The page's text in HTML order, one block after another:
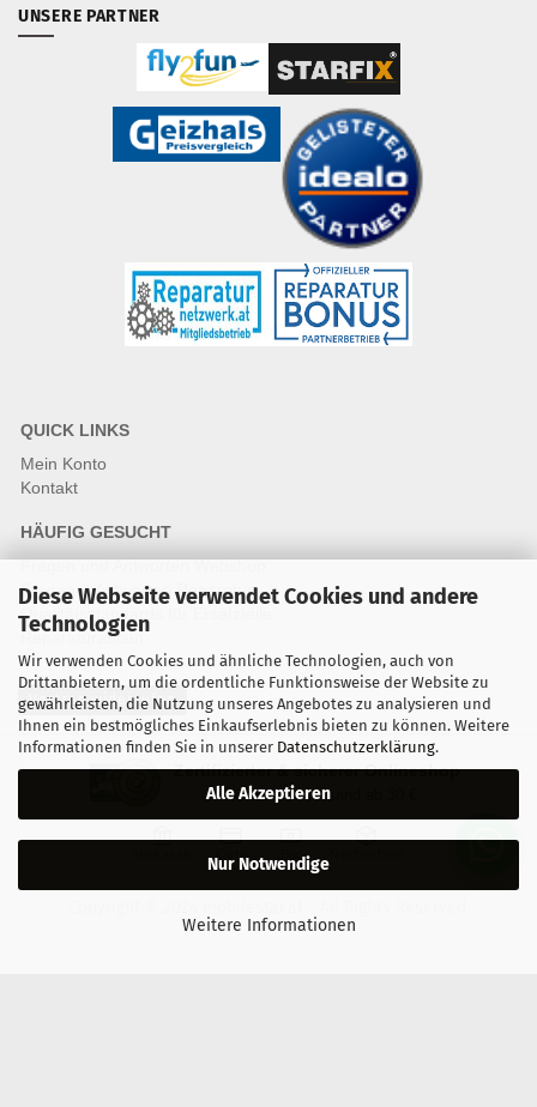
Diese Webseite verwendet Cookies und andere
Technologien
Wir verwenden Cookies und ähnliche Technologien, auch von
Drittanbietern, um die ordentliche Funktionsweise der Website zu
gewährleisten, die Nutzung unseres Angebotes zu analysieren und
Ihnen ein bestmögliches Einkaufserlebnis bieten zu können. Weitere
Informationen finden Sie in unserer Datenschutzerklärung.
Alle Akzeptieren
Nur Notwendige
Weitere Informationen
UNSERE PARTNER
QUICK LINKS
Mein Konto
Kontakt
HÄUFIG GESUCHT
Fragen und Antworten Webshop
Fragen & Antworten Reparatur
Qualitätsstandards für Ersatzteile
Reparaturablauf
Vertrag widerrufen
Zertifizierter & sicherer Onlineshop
Kostenloser Versand ab 30 €